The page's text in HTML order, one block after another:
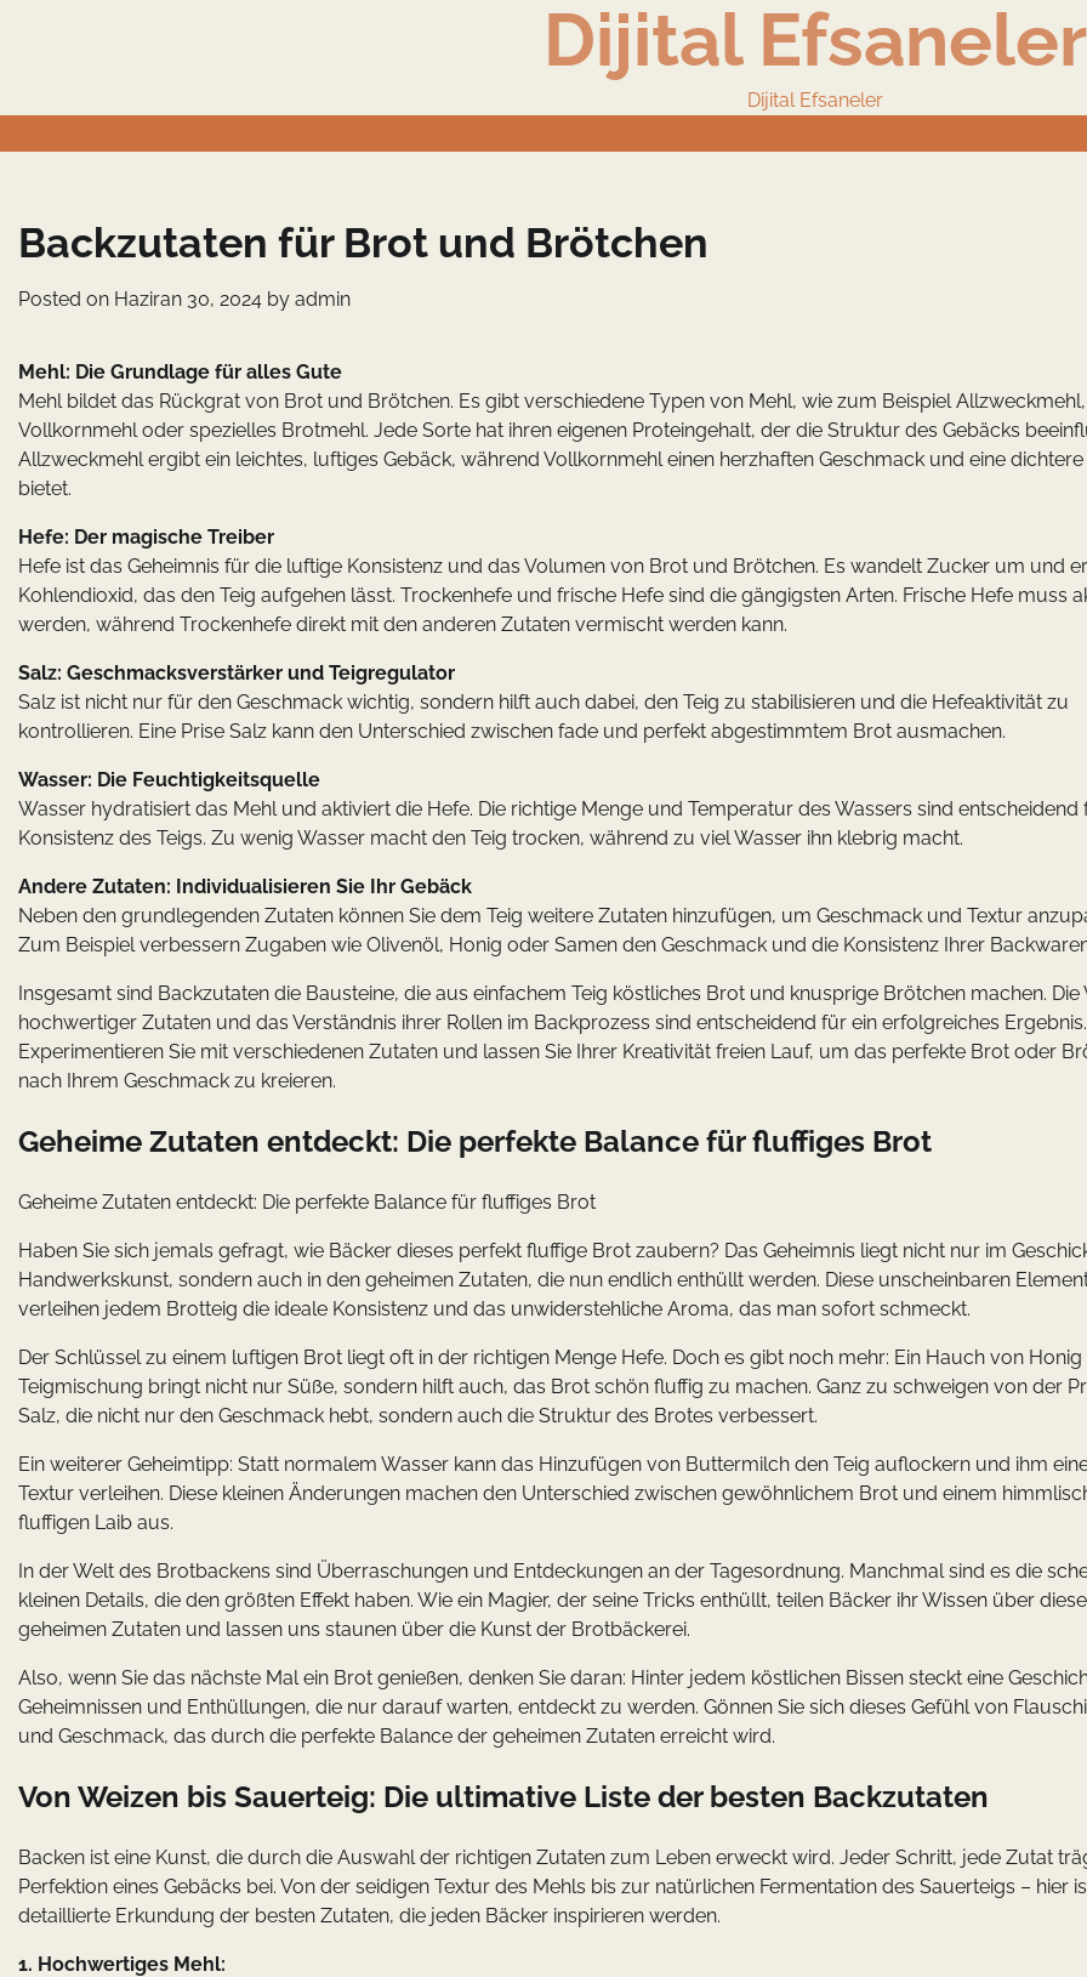
Dijital Efsaneler
Dijital Efsaneler
Backzutaten für Brot und Brötchen
Posted on Haziran 30, 2024 by admin
Mehl: Die Grundlage für alles Gute
Mehl bildet das Rückgrat von Brot und Brötchen. Es gibt verschiedene Typen von Mehl, wie zum Beispiel Allzweckmehl,
Vollkornmehl oder spezielles Brotmehl. Jede Sorte hat ihren eigenen Proteingehalt, der die Struktur des Gebäcks
Allzweckmehl ergibt ein leichtes, luftiges Gebäck, während Vollkornmehl einen herzhaften Geschmack und eine dichtere
bietet.
Hefe: Der magische Treiber
Hefe ist das Geheimnis für die luftige Konsistenz und das Volumen von Brot und Brötchen. Es wandelt Zucker um und
Kohlendioxid, das den Teig aufgehen lässt. Trockenhefe und frische Hefe sind die gängigsten Arten. Frische Hefe muss
werden, während Trockenhefe direkt mit den anderen Zutaten vermischt werden kann.
Salz: Geschmacksverstärker und Teigregulator
Salz ist nicht nur für den Geschmack wichtig, sondern hilft auch dabei, den Teig zu stabilisieren und die Hefeaktivität zu
kontrollieren. Eine Prise Salz kann den Unterschied zwischen fade und perfekt abgestimmtem Brot ausmachen.
Wasser: Die Feuchtigkeitsquelle
Wasser hydratisiert das Mehl und aktiviert die Hefe. Die richtige Menge und Temperatur des Wassers sind entscheidend
Konsistenz des Teigs. Zu wenig Wasser macht den Teig trocken, während zu viel Wasser ihn klebrig macht.
Andere Zutaten: Individualisieren Sie Ihr Gebäck
Neben den grundlegenden Zutaten können Sie dem Teig weitere Zutaten hinzufügen, um Geschmack und Textur
Zum Beispiel verbessern Zugaben wie Olivenöl, Honig oder Samen den Geschmack und die Konsistenz Ihrer
Insgesamt sind Backzutaten die Bausteine, die aus einfachem Teig köstliches Brot und knusprige Brötchen machen. Die
hochwertiger Zutaten und das Verständnis ihrer Rollen im Backprozess sind entscheidend für ein erfolgreiches Ergebnis.
Experimentieren Sie mit verschiedenen Zutaten und lassen Sie Ihrer Kreativität freien Lauf, um das perfekte Brot oder
nach Ihrem Geschmack zu kreieren.
Geheime Zutaten entdeckt: Die perfekte Balance für fluffiges Brot
Geheime Zutaten entdeckt: Die perfekte Balance für fluffiges Brot
Haben Sie sich jemals gefragt, wie Bäcker dieses perfekt fluffige Brot zaubern? Das Geheimnis liegt nicht nur im
Handwerkskunst, sondern auch in den geheimen Zutaten, die nun endlich enthüllt werden. Diese unscheinbaren
verleihen jedem Brotteig die ideale Konsistenz und das unwiderstehliche Aroma, das man sofort schmeckt.
Der Schlüssel zu einem luftigen Brot liegt oft in der richtigen Menge Hefe. Doch es gibt noch mehr: Ein Hauch von Honig
Teigmischung bringt nicht nur Süße, sondern hilft auch, das Brot schön fluffig zu machen. Ganz zu schweigen von der
Salz, die nicht nur den Geschmack hebt, sondern auch die Struktur des Brotes verbessert.
Ein weiterer Geheimtipp: Statt normalem Wasser kann das Hinzufügen von Buttermilch den Teig auflockern und ihm
Textur verleihen. Diese kleinen Änderungen machen den Unterschied zwischen gewöhnlichem Brot und einem
fluffigen Laib aus.
In der Welt des Brotbackens sind Überraschungen und Entdeckungen an der Tagesordnung. Manchmal sind es die
kleinen Details, die den größten Effekt haben. Wie ein Magier, der seine Tricks enthüllt, teilen Bäcker ihr Wissen über diese
geheimen Zutaten und lassen uns staunen über die Kunst der Brotbäckerei.
Also, wenn Sie das nächste Mal ein Brot genießen, denken Sie daran: Hinter jedem köstlichen Bissen steckt eine
Geheimnissen und Enthüllungen, die nur darauf warten, entdeckt zu werden. Gönnen Sie sich dieses Gefühl von
und Geschmack, das durch die perfekte Balance der geheimen Zutaten erreicht wird.
Von Weizen bis Sauerteig: Die ultimative Liste der besten Backzutaten
Backen ist eine Kunst, die durch die Auswahl der richtigen Zutaten zum Leben erweckt wird. Jeder Schritt, jede Zutat
Perfektion eines Gebäcks bei. Von der seidigen Textur des Mehls bis zur natürlichen Fermentation des Sauerteigs – hier
detaillierte Erkundung der besten Zutaten, die jeden Bäcker inspirieren werden.
1. Hochwertiges Mehl: